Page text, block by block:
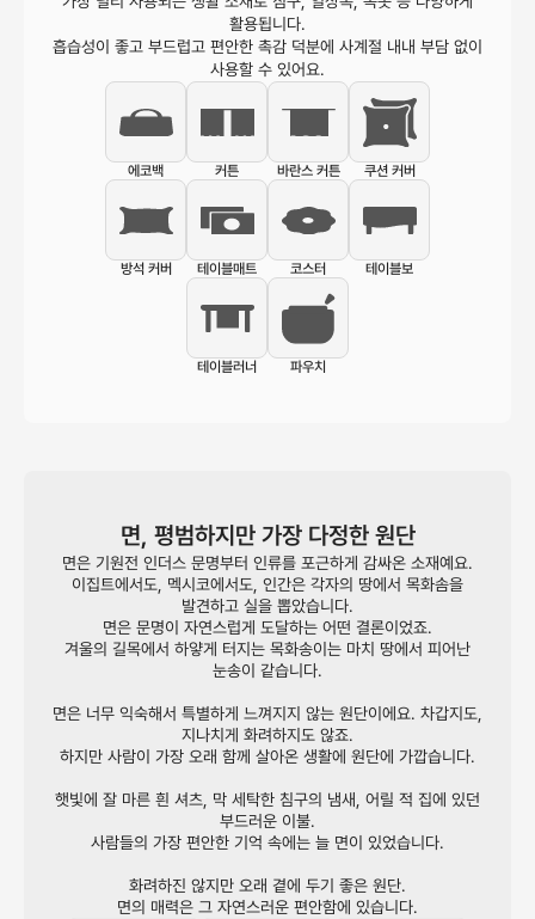
활용됩니다.
흡습성이 좋고 부드럽고 편안한 촉감 덕분에 사계절 내내 부담 없이
사용할 수 있어요.
에코백 커튼 바란스 커튼 쿠션 커버
방석 커버 테이블매트 코스터 테이블보
테이블러너 파우치
면, 평범하지만 가장 다정한 원단
면은 기원전 인더스 문명부터 인류를 포근하게 감싸온 소재예요.
이집트에서도, 멕시코에서도, 인간은 각자의 땅에서 목화솜을
발견하고 실을 뽑았습니다.
면은 문명이 자연스럽게 도달하는 어떤 결론이었죠.
겨울의 길목에서 하얗게 터지는 목화송이는 마치 땅에서 피어난
눈송이 같습니다.
면은 너무 익숙해서 특별하게 느껴지지 않는 원단이에요. 차갑지도,
지나치게 화려하지도 않죠.
하지만 사람이 가장 오래 함께 살아온 생활에 원단에 가깝습니다.
햇빛에 잘 마른 흰 셔츠, 막 세탁한 침구의 냄새, 어릴 적 집에 있던
부드러운 이불.
사람들의 가장 편안한 기억 속에는 늘 면이 있었습니다.
화려하진 않지만 오래 곁에 두기 좋은 원단.
면의 매력은 그 자연스러운 편안함에 있습니다.